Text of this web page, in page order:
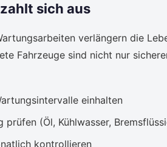
sich aus
verlängern die
Fahrzeuge sind nicht nur
einhalten
(Öl, Kühlwasser,
kontrollieren